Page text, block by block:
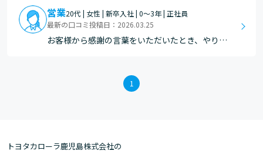
立っているところ。お客様との繋がりが広がり、
お客様から紹介をいただけたとき。
営業20代 | 女性 | 新卒入社 | 0～3年 | 正社員
最新の口コミ投稿日：2026.03.25
お客様から感謝の言葉をいただいたとき、やりが
うございますという言葉をいただけると、嬉しさ
と共に引き続き頑張ろうという気持ちが湧きま
1
トヨタカローラ鹿児島株式会社の